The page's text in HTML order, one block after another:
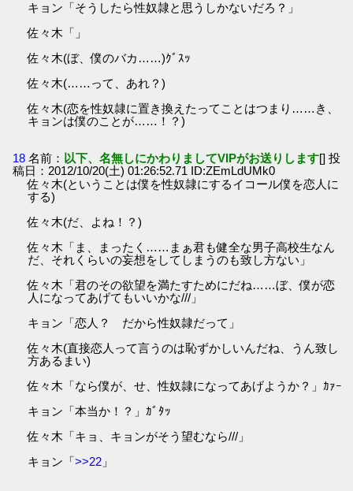
キョン「そうしたら性奴隷と思うしかないだろ？」
佐々木「」
佐々木(ぼ、僕のバカ……)ｸﾞｽｯ
佐々木(……って、あれ？)
佐々木(恋を性奴隷に置き換えたってことはつまり……き、
キョンは僕のことが……！？)
18 名前： 以下、名無しにかわりましてVIPがお送りします[] 投
稿日：2012/10/20(土) 01:26:52.71 ID:ZEmLdUMk0
佐々木(ということは僕を性奴隷にするイコール僕を恋人に
する)
佐々木(だ、よね！？)
佐々木「ま、まったく……まぁ君も健全な男子高校生なん
だ、それくらいの妄想をしてしまうのも致し方ない」
佐々木「君のその欲望を満たすためにだね……ぼ、僕が恋
人になってあげてもいいかな///」
キョン「恋人？ だから性奴隷だって」
佐々木(直接恋人って言うのは恥ずかしいんだね、うん致し
方あるまい)
佐々木「なら僕が、せ、性奴隷になってあげようか？」ｶｧｰ
キョン「本当か！？」ｶﾞﾀｯ
佐々木「キョ、キョンがそう望むなら///」
キョン「>>22 」